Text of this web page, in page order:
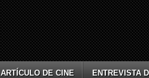
ARTÍCULO DE CINE ENTREVISTA